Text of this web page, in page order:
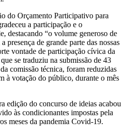
do Orçamento Participativo para
a participação e o
destacando “o volume generoso de
presença de grande parte das nossas
vontade de participação cívica da
se traduziu na submissão de 43
comissão técnica, foram reduzidas
à votação do público, durante o mês
edição do concurso de ideias acabou
às condicionantes impostas pela
meses da pandemia Covid-19.